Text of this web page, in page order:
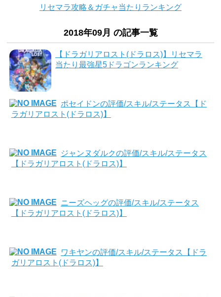
リセマラ攻略＆ガチャ当たりランキング
2018年09月 の記事一覧
【ドラガリアロスト(ドラロス)】リセマラ
当たり最強星5ドラゴンランキング
ポセイドンの評価/スキル/ステータス【ド
ラガリアロスト(ドラロス)】
ジャンヌダルクの評価/スキル/ステータス
【ドラガリアロスト(ドラロス)】
ニーズヘッグの評価/スキル/ステータス
【ドラガリアロスト(ドラロス)】
ワキヤンの評価/スキル/ステータス【ドラ
ガリアロスト(ドラロス)】